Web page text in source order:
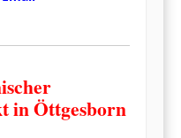
in Öttgesborn